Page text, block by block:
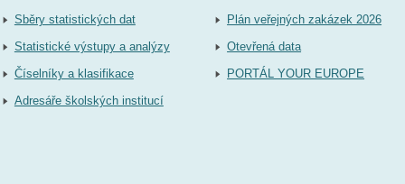
Sběry statistických dat
Statistické výstupy a analýzy
Číselníky a klasifikace
Adresáře školských institucí
Plán veřejných zakázek 2026
Otevřená data
PORTÁL YOUR EUROPE